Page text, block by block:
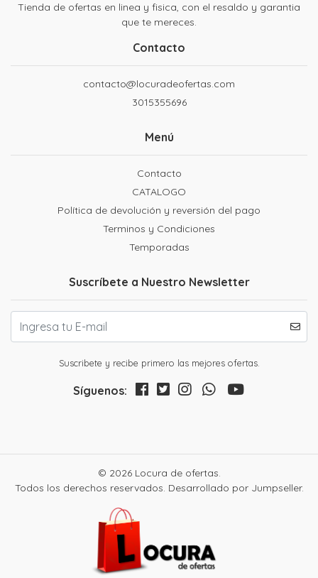
Tienda de ofertas en linea y fisica, con el resaldo y garantia
que te mereces.
Contacto
contacto@locuradeofertas.com
3015355696
Menú
Contacto
CATALOGO
Política de devolución y reversión del pago
Terminos y Condiciones
Temporadas
Suscríbete a Nuestro Newsletter
Suscribete y recibe primero las mejores ofertas.
Síguenos:
© 2026 Locura de ofertas.
Todos los derechos reservados. Desarrollado por Jumpseller.